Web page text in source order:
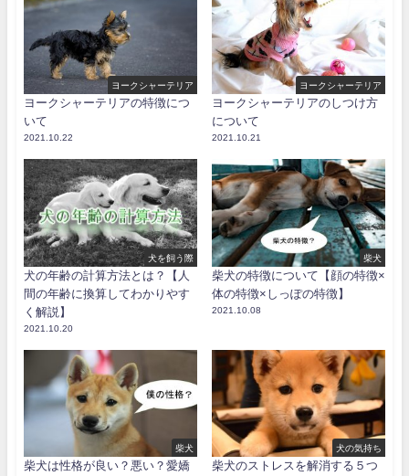
ヨークシャーテリア
ヨークシャーテリアの特徴につ
いて
2021.10.22
ヨークシャーテリア
ヨークシャーテリアのしつけ方
について
2021.10.21
犬を飼う際
犬の年齢の計算方法とは？【人
間の年齢に換算してわかりやす
く解説】
2021.10.20
柴犬
柴犬の特徴について【顔の特徴×
体の特徴×しっぽの特徴】
2021.10.08
柴犬
柴犬は性格が良い？悪い？愛嬌
犬の気持ち
柴犬のストレスを解消する５つ